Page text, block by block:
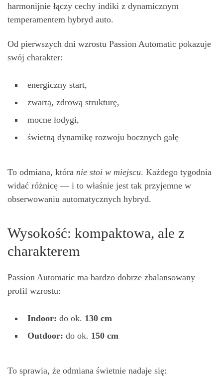
harmonijnie łączy cechy indiki z dynamicznym
temperamentem hybryd auto.
Od pierwszych dni wzrostu Passion Automatic pokazuje
swój charakter:
energiczny start,
zwartą, zdrową strukturę,
mocne łodygi,
świetną dynamikę rozwoju bocznych gałę
To odmiana, która nie stoi w miejscu. Każdego tygodnia
widać różnicę — i to właśnie jest tak przyjemne w
obserwowaniu automatycznych hybryd.
Wysokość: kompaktowa, ale z
charakterem
Passion Automatic ma bardzo dobrze zbalansowany
profil wzrostu:
Indoor: do ok. 130 cm
Outdoor: do ok. 150 cm
To sprawia, że odmiana świetnie nadaje się: